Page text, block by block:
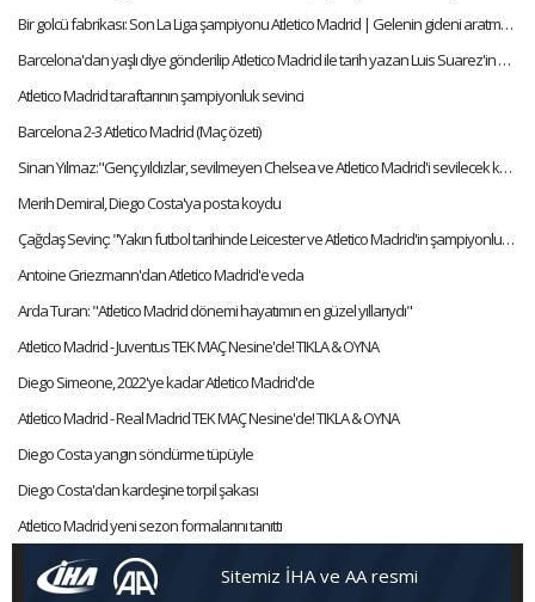
Bir golcü fabrikası: Son La Liga şampiyonu Atletico Madrid | Gelenin gideni aratmadığı kulüp
Barcelona'dan yaşlı diye gönderilip Atletico Madrid ile tarih yazan Luis Suarez'in hikayesi
Atletico Madrid taraftarının şampiyonluk sevinci
Barcelona 2-3 Atletico Madrid (Maç özeti)
Sinan Yılmaz:"Genç yıldızlar, sevilmeyen Chelsea ve Atletico Madrid'i sevilecek kulüp yapacaklar"
Merih Demiral, Diego Costa'ya posta koydu
Çağdaş Sevinç: "Yakın futbol tarihinde Leicester ve Atletico Madrid'in şampiyonluğunu mucize olarak görüyorum"
Antoine Griezmann'dan Atletico Madrid'e veda
Arda Turan: "Atletico Madrid dönemi hayatımın en güzel yıllarıydı"
Atletico Madrid - Juventus TEK MAÇ Nesine'de! TIKLA & OYNA
Diego Simeone, 2022'ye kadar Atletico Madrid'de
Atletico Madrid - Real Madrid TEK MAÇ Nesine'de! TIKLA & OYNA
Diego Costa yangın söndürme tüpüyle
Diego Costa'dan kardeşine torpil şakası
Atletico Madrid yeni sezon formalarını tanıttı
Sitemiz İHA ve AA resmi